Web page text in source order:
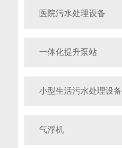
医院污水处理设备
一体化提升泵站
小型生活污水处理设备
气浮机